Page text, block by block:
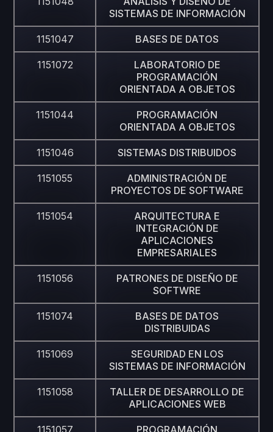
SISTEMAS DE INFORMACIÓN
1151047 BASES DE DATOS
1151072
LABORATORIO DE
PROGRAMACIÓN
ORIENTADA A OBJETOS
1151044
PROGRAMACIÓN
ORIENTADA A OBJETOS
1151046 SISTEMAS DISTRIBUIDOS
1151055
ADMINISTRACIÓN DE
PROYECTOS DE SOFTWARE
1151054
ARQUITECTURA E
INTEGRACIÓN DE
APLICACIONES
EMPRESARIALES
1151056
PATRONES DE DISEÑO DE
SOFTWRE
1151074
BASES DE DATOS
DISTRIBUIDAS
1151069
SEGURIDAD EN LOS
SISTEMAS DE INFORMACIÓN
1151058
TALLER DE DESARROLLO DE
APLICACIONES WEB
1151057
PROGRAMACIÓN